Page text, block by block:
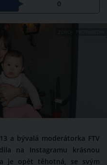
0
a bývalá moderátorka FTV
na Instagramu krásnou
je opět těhotná, se svým